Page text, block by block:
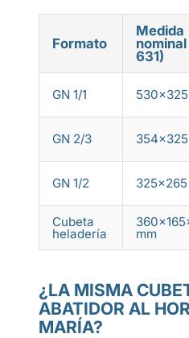
Formato
Medida
nominal
631)
GN 1/1
GN 2/3
GN 1/2
Cubeta
heladería mm
¿LA MISMA
ABATIDOR AL
MARÍA?